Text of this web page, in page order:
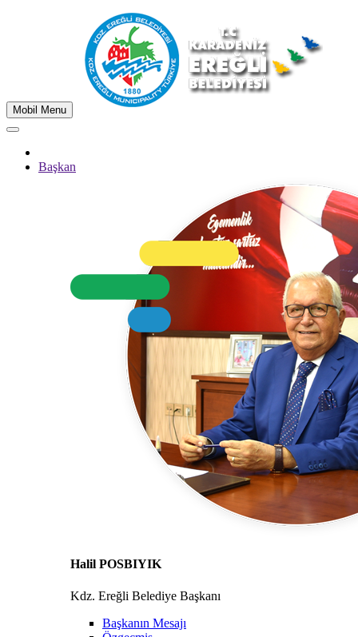
Mobil Menu
Başkan
Halil POSBIYIK
Kdz. Ereğli Belediye Başkanı
Başkanın Mesajı